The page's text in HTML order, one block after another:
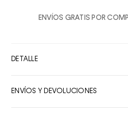
5
ENVÍOS GRATIS POR
DETALLE
ENVÍOS Y DEVOLUCIONES